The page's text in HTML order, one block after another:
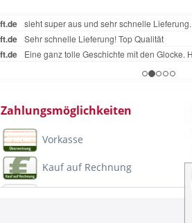
Zahlungsmöglichkeiten
Vorkasse
Kauf auf Rechnung